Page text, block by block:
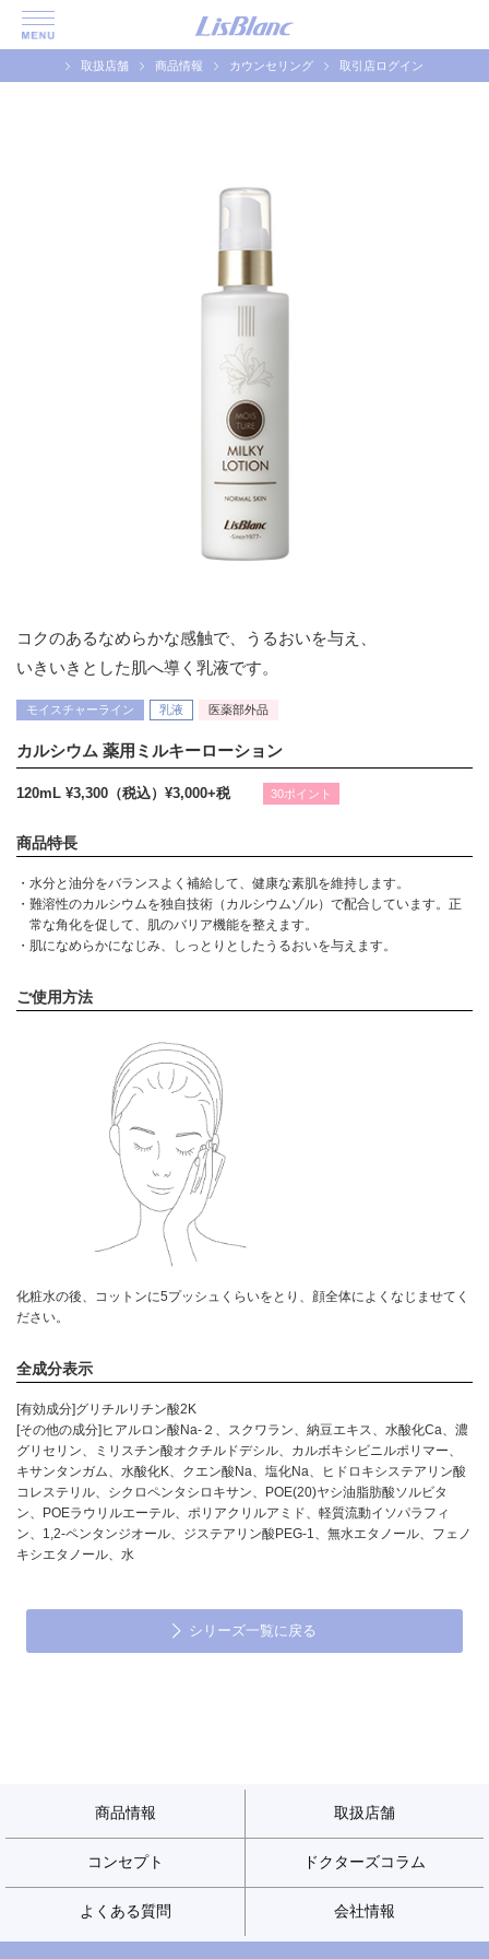
取扱店舗 商品情報 カウンセリング 取引店ログイン
コクのあるなめらかな感触で、うるおいを与え、
いきいきとした肌へ導く乳液です。
モイスチャーライン 乳液 医薬部外品
カルシウム 薬用ミルキーローション
120mL ¥3,300（税込） ¥3,000+税 30ポイント
商品特長
・水分と油分をバランスよく補給して、健康な素肌を維持します。
・難溶性のカルシウムを独自技術（カルシウムゾル）で配合しています。正
常な角化を促して、肌のバリア機能を整えます。
・肌になめらかになじみ、しっとりとしたうるおいを与えます。
ご使用方法
化粧水の後、コットンに5プッシュくらいをとり、顔全体によくなじませてく
ださい。
全成分表示
[有効成分]グリチルリチン酸2K
[その他の成分]ヒアルロン酸Na-２、スクワラン、納豆エキス、水酸化Ca、濃
グリセリン、ミリスチン酸オクチルドデシル、カルボキシビニルポリマー、
キサンタンガム、水酸化K、クエン酸Na、塩化Na、ヒドロキシステアリン酸
コレステリル、シクロペンタシロキサン、POE(20)ヤシ油脂肪酸ソルビタ
ン、POEラウリルエーテル、ポリアクリルアミド、軽質流動イソパラフィ
ン、1,2-ペンタンジオール、ジステアリン酸PEG-1、無水エタノール、フェノ
キシエタノール、水
シリーズ一覧に戻る
商品情報 取扱店舗
コンセプト ドクターズコラム
よくある質問 会社情報